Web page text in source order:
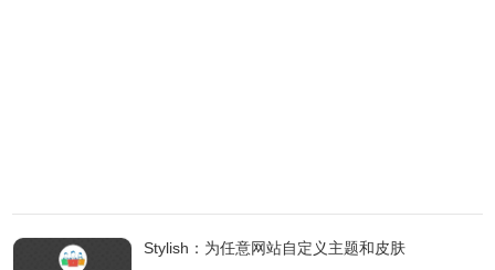
Stylish：为任意网站自定义主题和皮肤